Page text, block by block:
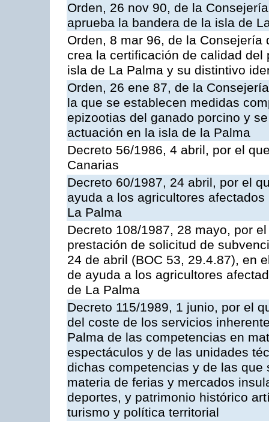
Orden, 26 nov 90, de la
aprueba la bandera de la isla de
Orden, 8 mar 96, de la
crea la certificación de calidad
isla de La Palma y su distintivo
Orden, 26 ene 87, de la
la que se establecen medidas
epizootias del ganado porcino y
actuación en la isla de la Palma
Decreto 56/1986, 4 abril, por el
Canarias
Decreto 60/1987, 24 abril, por el
ayuda a los agricultores
La Palma
Decreto 108/1987, 28 mayo, por
prestación de solicitud de
24 de abril (BOC 53, 29.4.87), en
de ayuda a los agricultores
de La Palma
Decreto 115/1989, 1 junio, por el
del coste de los servicios
Palma de las competencias en
espectáculos y de las unidades
dichas competencias y de las
materia de ferias y mercados
deportes, y patrimonio histórico
turismo y política territorial